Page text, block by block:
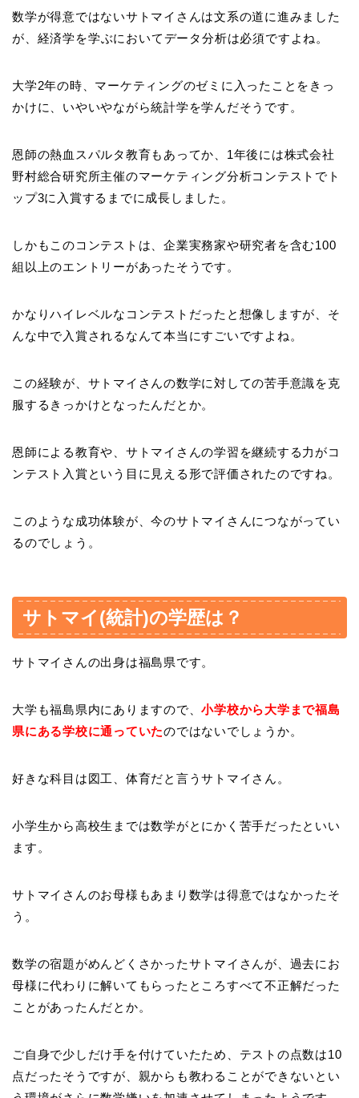
数学が得意ではないサトマイさんは文系の道に進みました
が、 経済学を学ぶにおいてデータ分析は必須ですよね。
大学2年の時、マーケティングのゼミに入ったことをきっ
かけに、いやいやながら統計学を学んだそうです。
恩師の熱血スパルタ教育もあってか、1年後には株式会社
野村総合研究所主催のマーケティング分析コンテストでト
ップ3に入賞するまでに成長しました。
しかもこのコンテストは、企業実務家や研究者を含む100
組以上のエントリーがあったそうです。
かなりハイレベルなコンテストだったと想像しますが、そ
んな中で入賞されるなんて本当にすごいですよね。
この経験が、サトマイさんの数学に対しての苦手意識を克
服するきっかけとなったんだとか。
恩師による教育や、サトマイさんの学習を継続する力がコ
ンテスト入賞という目に見える形で評価されたのですね。
このような成功体験が、今のサトマイさんにつながってい
るのでしょう。
サトマイ(統計)の学歴は？
サトマイさんの出身は福島県です。
大学も福島県内にありますので、小学校から大学まで福島
県にある学校に通っていたのではないでしょうか。
好きな科目は図工、体育だと言うサトマイさん。
小学生から高校生までは数学がとにかく苦手だったといい
ます。
サトマイさんのお母様もあまり数学は得意ではなかったそ
う。
数学の宿題がめんどくさかったサトマイさんが、過去にお
母様に代わりに解いてもらったところすべて不正解だった
ことがあったんだとか。
ご自身で少しだけ手を付けていたため、テストの点数は10
点だったそうですが、親からも教わることができないとい